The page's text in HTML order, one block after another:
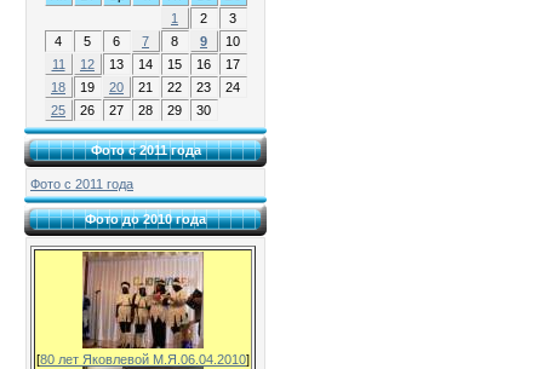
1
2
3
4
5 6 7 8 9
10
11
12 13 14 15 16
17
18
19 20 21 22 23
24
25
26 27 28 29 30
Фото с 2011 года
Фото с 2011 года
Фото до 2010 года
[80 лет Яковлевой М.Я.06.04.2010]